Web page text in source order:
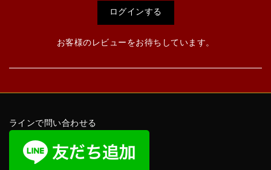
ログインする
お客様のレビューをお待ちしています。
ラインで問い合わせる